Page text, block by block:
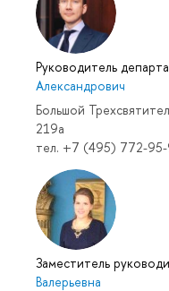
Руководитель
Александрович
Большой
219a
тел. +7 (495) 772-
Заместитель
Валерьевна